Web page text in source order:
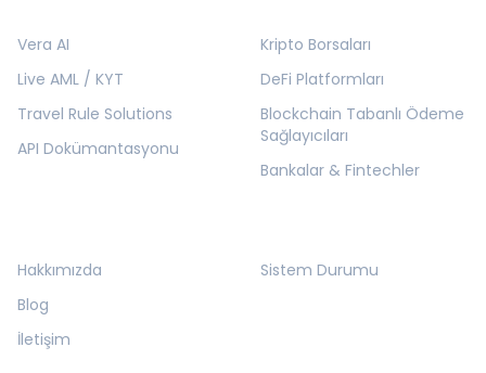
Vera AI
Live AML / KYT
Travel Rule Solutions
API Dokümantasyonu
Kripto Borsaları
DeFi Platformları
Blockchain Tabanlı Ödeme
Sağlayıcıları
Bankalar & Fintechler
Hakkımızda
Blog
İletişim
Sistem Durumu